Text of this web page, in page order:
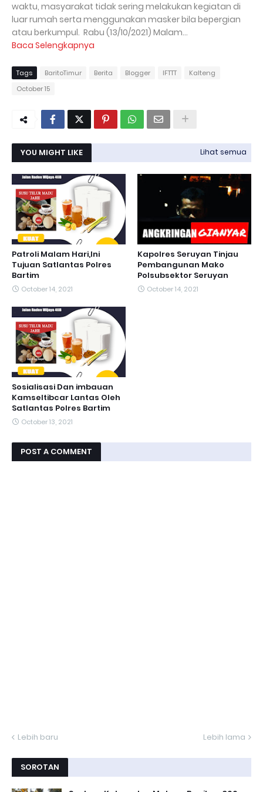
waktu, masyarakat tidak sering melakukan kegiatan di
luar rumah serta menggunakan masker bila bepergian
atau berkumpul. Rabu (13/10/2021) Malam...
Baca Selengkapnya
Tags BaritoTimur Berita Blogger IFTTT
Kalteng
October 15
YOU MIGHT LIKE Lihat semua
Patroli Malam Hari,Ini
Tujuan Satlantas Polres
Bartim
October 14, 2021
Kapolres Seruyan Tinjau
Pembangunan Mako
Polsubsektor Seruyan
October 14, 2021
Sosialisasi Dan imbauan
Kamseltibcar Lantas Oleh
Satlantas Polres Bartim
October 13, 2021
POST A COMMENT
Lebih baru Lebih lama
SOROTAN